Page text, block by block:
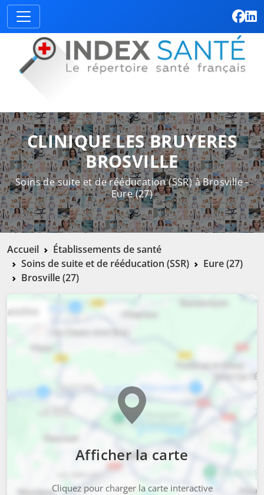
CLINIQUE LES BRUYERES
BROSVILLE
Soins de suite et de rééducation (SSR) à Brosville -
Eure (27)
Accueil
Établissements de santé
Soins de suite et de rééducation (SSR)
Eure (27)
Brosville (27)
Afficher la carte
Cliquez pour charger la carte interactive